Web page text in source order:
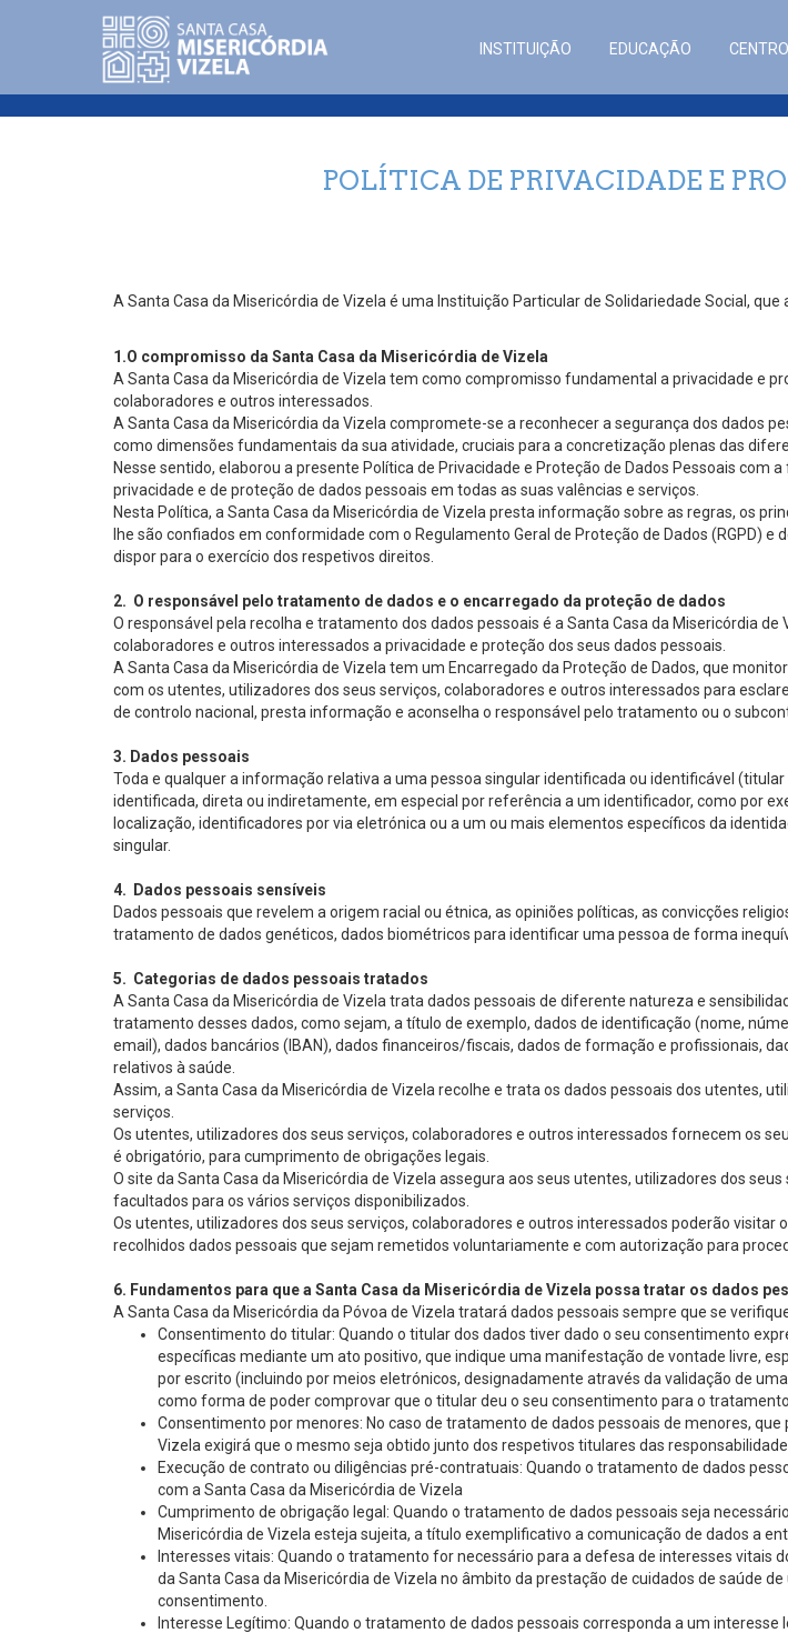
INSTITUIÇÃO EDUCAÇÃO
POLÍTICA DE PRIVACIDADE E
A Santa Casa da Misericórdia de Vizela é uma Instituição Particular de Solidariedade Social,
1.O compromisso da Santa Casa da Misericórdia de Vizela
A Santa Casa da Misericórdia de Vizela tem como compromisso fundamental a privacidade e
colaboradores e outros interessados.
A Santa Casa da Misericórdia da Vizela compromete-se a reconhecer a segurança dos dados
como dimensões fundamentais da sua atividade, cruciais para a concretização plenas das
Nesse sentido, elaborou a presente Política de Privacidade e Proteção de Dados Pessoais
privacidade e de proteção de dados pessoais em todas as suas valências e serviços.
Nesta Política, a Santa Casa da Misericórdia de Vizela presta informação sobre as regras, os
lhe são confiados em conformidade com o Regulamento Geral de Proteção de Dados (RGPD)
dispor para o exercício dos respetivos direitos.
2. O responsável pelo tratamento de dados e o encarregado da proteção de dados
O responsável pela recolha e tratamento dos dados pessoais é a Santa Casa da Misericórdia
colaboradores e outros interessados a privacidade e proteção dos seus dados pessoais.
A Santa Casa da Misericórdia de Vizela tem um Encarregado da Proteção de Dados, que
com os utentes, utilizadores dos seus serviços, colaboradores e outros interessados para
de controlo nacional, presta informação e aconselha o responsável pelo tratamento ou o
3. Dados pessoais
Toda e qualquer a informação relativa a uma pessoa singular identificada ou identificável
identificada, direta ou indiretamente, em especial por referência a um identificador, como por
localização, identificadores por via eletrónica ou a um ou mais elementos específicos da
singular.
4. Dados pessoais sensíveis
Dados pessoais que revelem a origem racial ou étnica, as opiniões políticas, as convicções
tratamento de dados genéticos, dados biométricos para identificar uma pessoa de forma
5. Categorias de dados pessoais tratados
A Santa Casa da Misericórdia de Vizela trata dados pessoais de diferente natureza e
tratamento desses dados, como sejam, a título de exemplo, dados de identificação (nome,
email), dados bancários (IBAN), dados financeiros/fiscais, dados de formação e profissionais,
relativos à saúde.
Assim, a Santa Casa da Misericórdia de Vizela recolhe e trata os dados pessoais dos utentes,
serviços.
Os utentes, utilizadores dos seus serviços, colaboradores e outros interessados fornecem os
é obrigatório, para cumprimento de obrigações legais.
O site da Santa Casa da Misericórdia de Vizela assegura aos seus utentes, utilizadores dos
facultados para os vários serviços disponibilizados.
Os utentes, utilizadores dos seus serviços, colaboradores e outros interessados poderão
recolhidos dados pessoais que sejam remetidos voluntariamente e com autorização para
6. Fundamentos para que a Santa Casa da Misericórdia de Vizela possa tratar os dados
A Santa Casa da Misericórdia da Póvoa de Vizela tratará dados pessoais sempre que se
Consentimento do titular: Quando o titular dos dados tiver dado o seu consentimento
específicas mediante um ato positivo, que indique uma manifestação de vontade livre,
por escrito (incluindo por meios eletrónicos, designadamente através da validação de
como forma de poder comprovar que o titular deu o seu consentimento para o
Consentimento por menores: No caso de tratamento de dados pessoais de menores,
Vizela exigirá que o mesmo seja obtido junto dos respetivos titulares das
Execução de contrato ou diligências pré-contratuais: Quando o tratamento de dados
com a Santa Casa da Misericórdia de Vizela
Cumprimento de obrigação legal: Quando o tratamento de dados pessoais seja
Misericórdia de Vizela esteja sujeita, a título exemplificativo a comunicação de dados a
Interesses vitais: Quando o tratamento for necessário para a defesa de interesses vitais
da Santa Casa da Misericórdia de Vizela no âmbito da prestação de cuidados de saúde
consentimento.
Interesse Legítimo: Quando o tratamento de dados pessoais corresponda a um